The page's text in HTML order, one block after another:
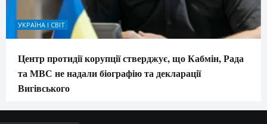
УКРАЇНА І СВІТ
Центр протидії корупції стверджує, що Кабмін, Рада
та МВС не надали біографію та декларації
Вигівського